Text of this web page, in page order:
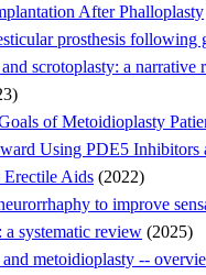
After Phalloplasty
prosthesis following
scrotoplasty: a narrative
of Metoidioplasty
Using PDE5 Inhibitors
Erectile Aids (2022)
to improve
a systematic review (2025)
metoidioplasty --